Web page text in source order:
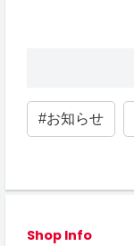
#お知らせ
Shop Info